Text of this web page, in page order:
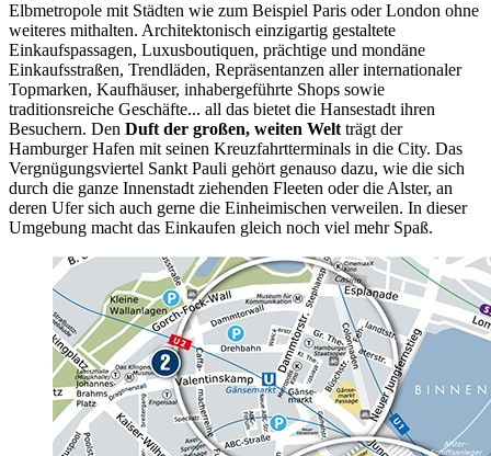
Elbmetropole mit Städten wie zum Beispiel Paris oder London ohne
weiteres mithalten. Architektonisch einzigartig gestaltete
Einkaufspassagen, Luxusboutiquen, prächtige und mondäne
Einkaufsstraßen, Trendläden, Repräsentanzen aller internationaler
Topmarken, Kaufhäuser, inhabergeführte Shops sowie
traditionsreiche Geschäfte... all das bietet die Hansestadt ihren
Besuchern. Den Duft der großen, weiten Welt trägt der
Hamburger Hafen mit seinen Kreuzfahrtterminals in die City. Das
Vergnügungsviertel Sankt Pauli gehört genauso dazu, wie die sich
durch die ganze Innenstadt ziehenden Fleeten oder die Alster, an
deren Ufer sich auch gerne die Einheimischen verweilen. In dieser
Umgebung macht das Einkaufen gleich noch viel mehr Spaß.